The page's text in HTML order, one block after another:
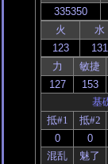
火 水
力 敏捷
基
抵#1
抵#2
混乱 魅了